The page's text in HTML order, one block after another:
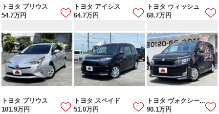
トヨタ プリウス
54.7万円
トヨタ アイシス
64.7万円
トヨタ ウィッシュ
68.7万円
トヨタ プリウス
101.9万円
トヨタ スペイド
51.0万円
トヨタ ヴォクシー...
90.1万円